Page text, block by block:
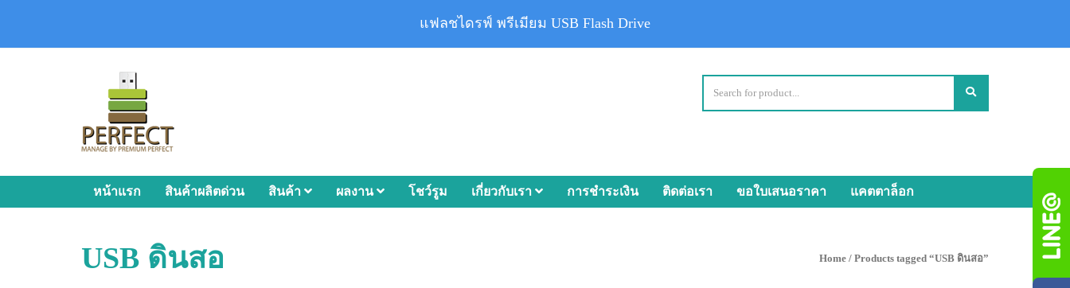
หน้าแรก สินค้าผลิตด่วน สินค้า ผลงาน โชว์รูม เกี่ยวกับเรา การชำระเงิน ติดต่อเรา ขอใบเสนอราคา แคตตาล็อก
USB ดินสอ Home / Products tagged “USB ดินสอ”
แฟลชไดรฟ์ พรีเมียม USB Flash Drive